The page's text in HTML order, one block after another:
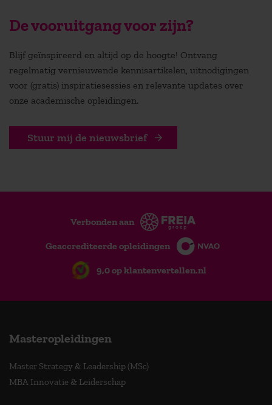
De vooruitgang voor zijn?
Blijf geïnspireerd en altijd op de hoogte! Ontvang
regelmatig vernieuwende kennisartikelen, uitnodigingen
voor (gratis) inspiratiesessies en relevante updates over
onze academische opleidingen.
Stuur mij de nieuwsbrief
Verbonden aan
Geaccrediteerde opleidingen
9,0 op klantenvertellen.nl
Masteropleidingen
Master Strategy & Leadership (MSc)
MBA Innovatie & Leiderschap